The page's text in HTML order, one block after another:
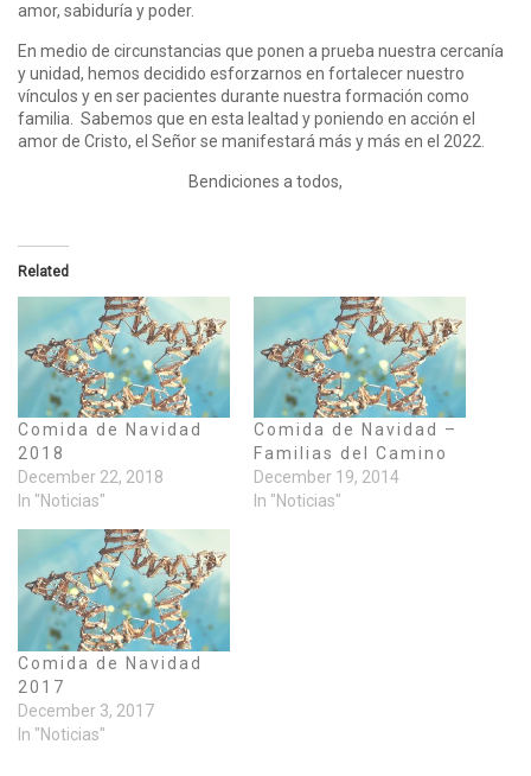
amor, sabiduría y poder.
En medio de circunstancias que ponen a prueba nuestra cercanía
y unidad, hemos decidido esforzarnos en fortalecer nuestro
vínculos y en ser pacientes durante nuestra formación como
familia. Sabemos que en esta lealtad y poniendo en acción el
amor de Cristo, el Señor se manifestará más y más en el 2022.
Bendiciones a todos,
Related
Comida de Navidad
2018
December 22, 2018
In "Noticias"
Comida de Navidad –
Familias del Camino
December 19, 2014
In "Noticias"
Comida de Navidad
2017
December 3, 2017
In "Noticias"